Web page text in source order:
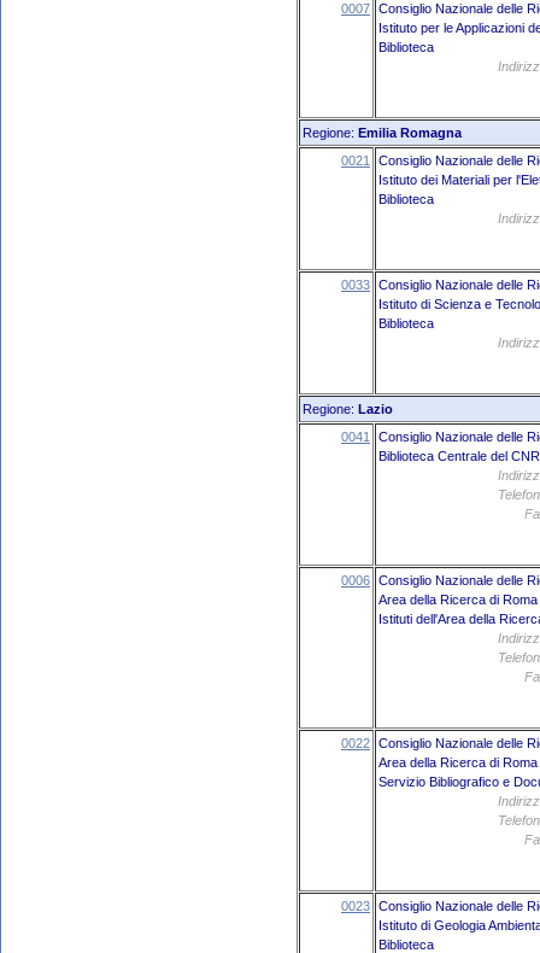
0007 Consiglio Nazionale delle
Istituto per le Applicazioni
Biblioteca
Regione: Emilia Romagna
0021
Consiglio Nazionale delle
Istituto dei Materiali per
Biblioteca
0033 Consiglio Nazionale delle
Istituto di Scienza e
Biblioteca
Regione: Lazio
0041
Consiglio Nazionale delle
Biblioteca Centrale del
0006 Consiglio Nazionale delle
Area della Ricerca di
Istituti dell'Area della
0022 Consiglio Nazionale delle
Area della Ricerca di
Servizio Bibliografico e
0023 Consiglio Nazionale delle
Istituto di Geologia
Biblioteca